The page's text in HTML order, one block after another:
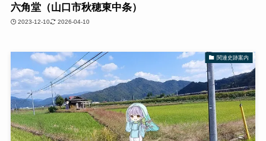
六角堂（山口市秋穂東中条）
2023-12-10 2026-04-10
関連史跡案内